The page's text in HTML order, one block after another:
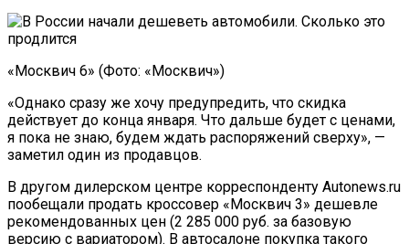
«Москвич 6» (Фото: «Москвич»)
«Однако сразу же хочу предупредить, что скидка
действует до конца января. Что дальше будет с ценами,
я пока не знаю, будем ждать распоряжений сверху», —
заметил один из продавцов.
В другом дилерском центре корреспонденту Autonews.ru
пообещали продать кроссовер «Москвич 3» дешевле
рекомендованных цен (2 285 000 руб. за базовую
версию с вариатором). В автосалоне покупка такого